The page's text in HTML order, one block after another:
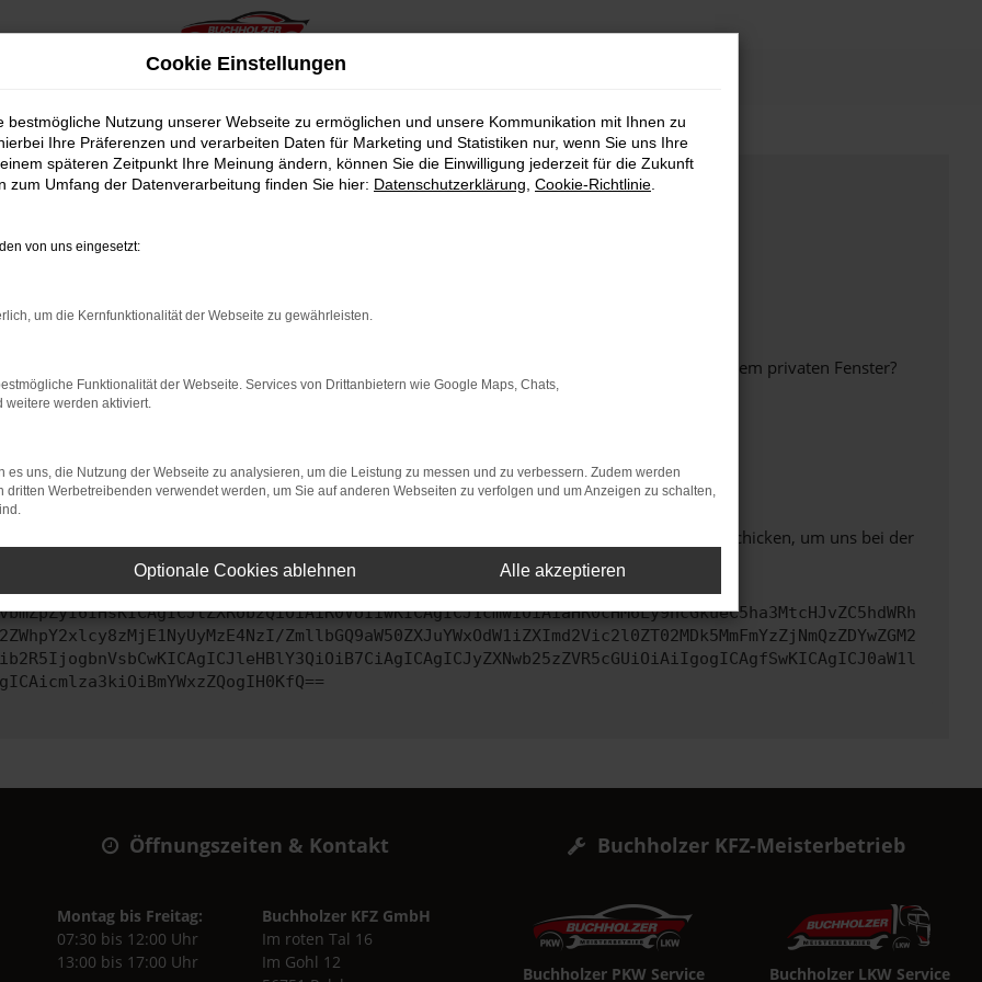
bestimmter Seiten verhindern. Funktioniert die Seite in einem anderen Browser oder in einem privaten Fenster?
beheben.
auf dem neuesten Stand sind.
kann auch dazu führen, dass bestimmte Funktionen nicht mehr unterstützt werden.
uns bitte. Wir werden versuchen, das Problem zu beheben. Du kannst uns diesen Text schicken, um uns bei der
ZmllbGQ9aW50ZXJuYWxOdW1iZXImd2Vic2l0ZT02MDk5MmFmYzZjNmQzZDYwZGM2
Öffnungszeiten & Kontakt
Montag bis Freitag:
07:30 bis 12:00 Uhr
13:00 bis 17:00 Uhr
Buchholzer KFZ GmbH
Im roten Tal 16
Im Gohl 12
Buchholzer KFZ-Meisterbetrieb
Buchholzer PKW Service Buchholzer LKW Service
Cookie Einstellungen
bestmögliche Nutzung unserer Webseite zu ermöglichen und unsere Kommunikation mit Ihnen zu
Ihre Präferenzen und verarbeiten Daten für Marketing und Statistiken nur, wenn Sie uns Ihre
späteren Zeitpunkt Ihre Meinung ändern, können Sie die Einwilligung jederzeit für die Zukunft
zum Umfang der Datenverarbeitung finden Sie hier: Datenschutzerklärung Cookie-Richtlinie
von uns eingesetzt:
um die Kernfunktionalität der Webseite zu gewährleisten.
Funktionalität der Webseite. Services von Drittanbietern wie Google Maps, Chats,
weitere werden aktiviert.
es uns, die Nutzung der Webseite zu analysieren, um die Leistung zu messen und zu verbessern. Zudem werden
dritten Werbetreibenden verwendet werden, um Sie auf anderen Webseiten zu verfolgen und um Anzeigen zu schalten,
Optionale Cookies ablehnen Alle akzeptieren